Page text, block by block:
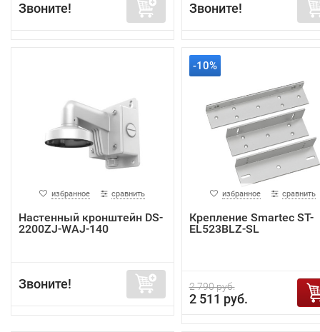
Звоните! Звоните!
избранное сравнить
Настенный кронштейн DS-
2200ZJ-WAJ-140
Звоните!
-10%
избранное сравнить
Крепление Smartec ST-
EL523BLZ-SL
2 790 руб.
2 511 руб.